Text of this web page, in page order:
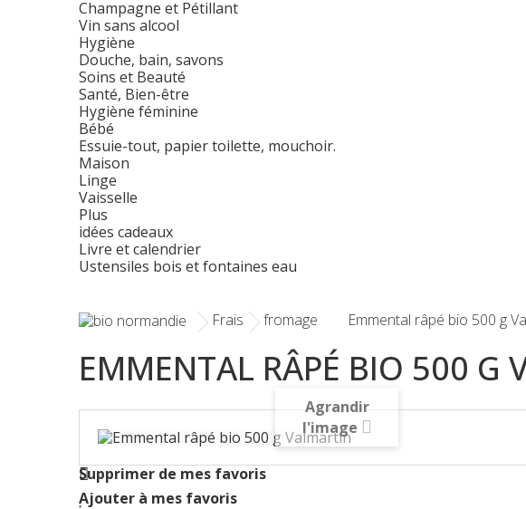
Champagne et Pétillant
Vin sans alcool
Hygiène
Douche, bain, savons
Soins et Beauté
Santé, Bien-être
Hygiène féminine
Bébé
Essuie-tout, papier toilette, mouchoir.
Maison
Linge
Vaisselle
Plus
idées cadeaux
Livre et calendrier
Ustensiles bois et fontaines eau
Frais fromage Emmental râpé bio 500 g
EMMENTAL RÂPÉ BIO 500 G
Agrandir
l'image
Supprimer de mes favoris
Ajouter à mes favoris